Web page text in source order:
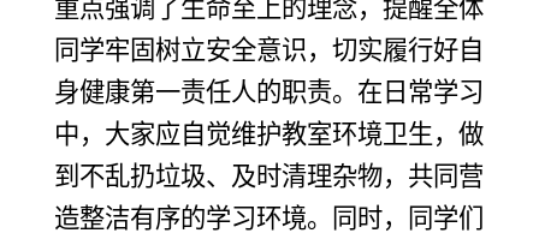
重点强调了生命至上的理念，提醒全体
同学牢固树立安全意识，切实履行好自
身健康第一责任人的职责。在日常学习
中，大家应自觉维护教室环境卫生，做
到不乱扔垃圾、及时清理杂物，共同营
造整洁有序的学习环境。同时，同学们